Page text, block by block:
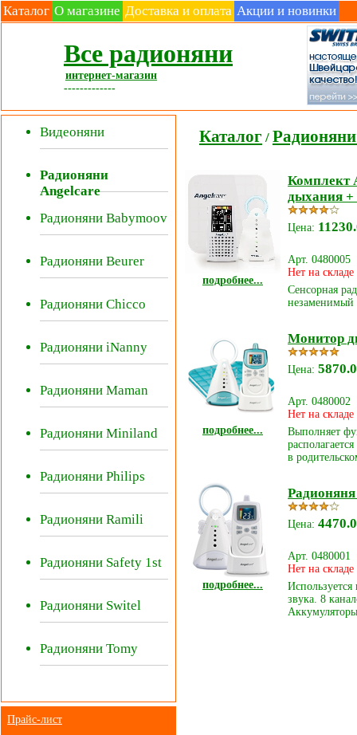
Каталог О магазине Доставка и оплата Акции и новинки
Все радионяни
интернет-магазин
-------------
Видеоняни
Радионяни
Angelcare
Радионяни Babymoov
Радионяни Beurer
Радионяни Chicco
Радионяни iNanny
Радионяни Maman
Радионяни Miniland
Радионяни Philips
Радионяни Ramili
Радионяни Safety 1st
Радионяни Switel
Радионяни Tomy
Прайс-лист
Каталог /
подробнее...
Комплект
дыхания +
Цена:
Арт. 0480005
Нет на складе
Сенсорная
подробнее...
Монитор
Цена:
Арт. 0480002
Нет на складе
Выполняет
в
подробнее...
Цена:
Арт. 0480001
Нет на складе
звука. 8